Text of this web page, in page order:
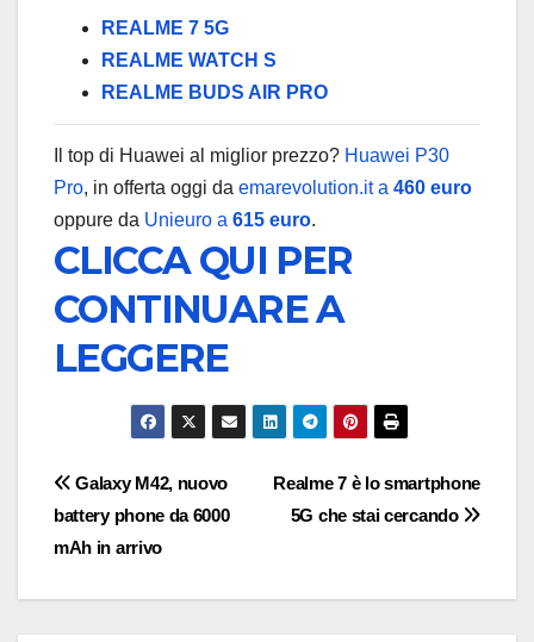
REALME 7 5G
REALME WATCH S
REALME BUDS AIR PRO
Il top di Huawei al miglior prezzo? Huawei P30
Pro, in offerta oggi da emarevolution.it a 460 euro
oppure da Unieuro a 615 euro.
CLICCA QUI PER
CONTINUARE A
LEGGERE
Navigazione
articoli
Realme 7 è lo smartphone
5G che stai cercando
Galaxy M42, nuovo
battery phone da 6000
mAh in arrivo